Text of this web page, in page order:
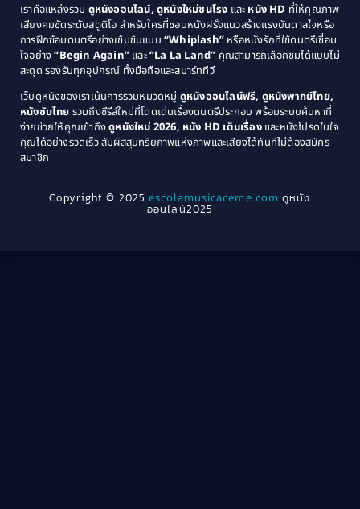
Coming of Age ก้าวพ้นวัย(1)
Coming-of-Age(3)
Community(1)
Crime อาชญากรรม(78)
Cult Film(4)
1979
1978
1976
1975
1974
1971
1970
1969
1968
1964
1963
1940
เราคือแหล่งรวม ดูหนังออนไลน์, ดูหนังใหม่ชนโรง และ หนัง HD ที่ให้คุณภาพ
เสียงคมชัดระดับสตูดิโอ สำหรับใครที่ชอบหนังฝรั่งแนวสร้างแรงบันดาลใจหรือ
การฝึกซ้อมดนตรีอย่างเข้มข้นแบบ “Whiplash” หรือหนังรักที่ใช้ดนตรีเชื่อม
ใจอย่าง“Begin Again” และ“La La Land” คุณสามารถเลือกชมได้แบบไม่
สะดุด รองรับทุกอุปกรณ์ ทั้งมือถือและสมาร์ททีวี
เว็บดูหนังของเราเน้นการรวมหมวดหมู่ ดูหนังออนไลน์ฟรี, ดูหนังพากย์ไทย,
หนังซับไทย รวมถึงซีรีส์ใหม่ที่โดดเด่นเรื่องดนตรีประกอบ พร้อมระบบค้นหาที่
ง่ายช่วยให้คุณเข้าถึงดูหนังใหม่ 2026, หนัง HD เต็มเรื่องและหนังโปรดในใจ
คุณได้อย่างรวดเร็ว สัมผัสสุนทรียภาพแห่งภาพและเสียงได้ทันทีไม่ต้องสมัคร
สมาชิก
Copyright © 2025escolamusicaceme.com ดูหนัง
ออนไลน์2025